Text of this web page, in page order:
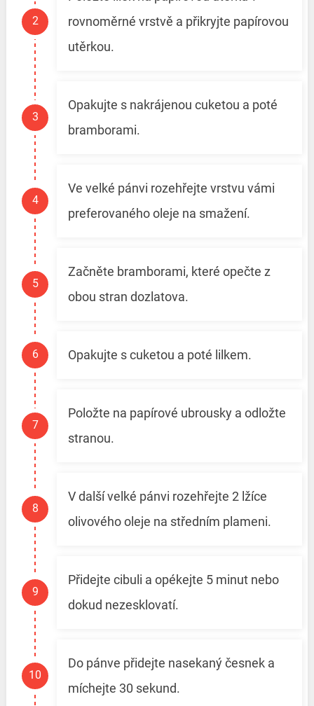
rovnoměrné vrstvě a přikryjte papírovou
utěrkou.
Opakujte s nakrájenou cuketou a poté
bramborami.
Ve velké pánvi rozehřejte vrstvu vámi
preferovaného oleje na smažení.
Začněte bramborami, které opečte z
obou stran dozlatova.
Opakujte s cuketou a poté lilkem.
Položte na papírové ubrousky a odložte
stranou.
V další velké pánvi rozehřejte 2 lžíce
olivového oleje na středním plameni.
Přidejte cibuli a opékejte 5 minut nebo
dokud nezesklovatí.
Do pánve přidejte nasekaný česnek a
míchejte 30 sekund.